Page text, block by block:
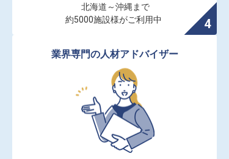
北海道～沖縄まで
約5000施設様がご利用中
業界専門の人材アドバイザー